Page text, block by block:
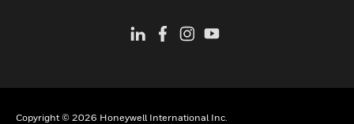
Copyright © 2026 Honeywell International Inc.